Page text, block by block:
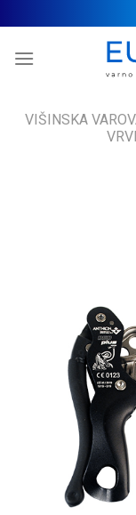
to
content
VIŠINSKA